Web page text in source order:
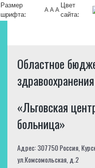
Размер
шрифта:
A A A
Цвет
сайта:
Областное
здравоохранения
«Льговская
больница»
Адрес: 307750 Россия,
ул.Комсомольская, д.2